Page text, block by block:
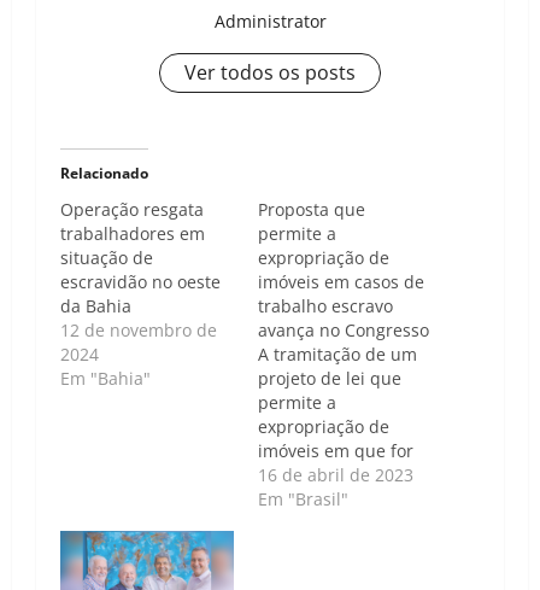
Administrator
Ver todos os posts
Relacionado
Operação resgata
trabalhadores em
situação de
escravidão no oeste
da Bahia
12 de novembro de
2024
Em "Bahia"
Proposta que
permite a
expropriação de
imóveis em casos de
trabalho escravo
avança no Congresso
A tramitação de um
projeto de lei que
permite a
expropriação de
imóveis em que for
constatada a
exploração de
16 de abril de 2023
Em "Brasil"